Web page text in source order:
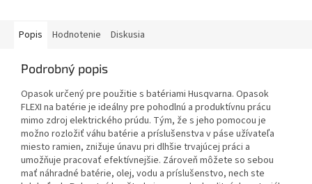
Popis Hodnotenie Diskusia
Podrobný popis
Opasok určený pre použitie s batériami Husqvarna. Opasok
FLEXI na batérie je ideálny pre pohodlnú a produktívnu prácu
mimo zdroj elektrického prúdu. Tým, že s jeho pomocou je
možno rozložiť váhu batérie a príslušenstva v páse užívateľa
miesto ramien, znižuje únavu pri dlhšie trvajúcej práci a
umožňuje pracovať efektívnejšie. Zároveň môžete so sebou
mať náhradné batérie, olej, vodu a príslušenstvo, nech ste